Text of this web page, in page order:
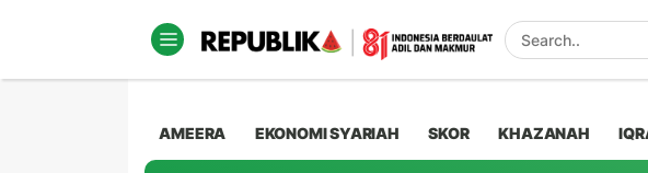
AMEERA EKONOMI SYARIAH SKOR KHAZANAH